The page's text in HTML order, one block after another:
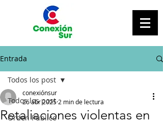
Entrada
Todos los post
Orden Público
Todos los post
Retaliaciones violentas en
conexiónsur
26 abr 2025 2 min de lectura